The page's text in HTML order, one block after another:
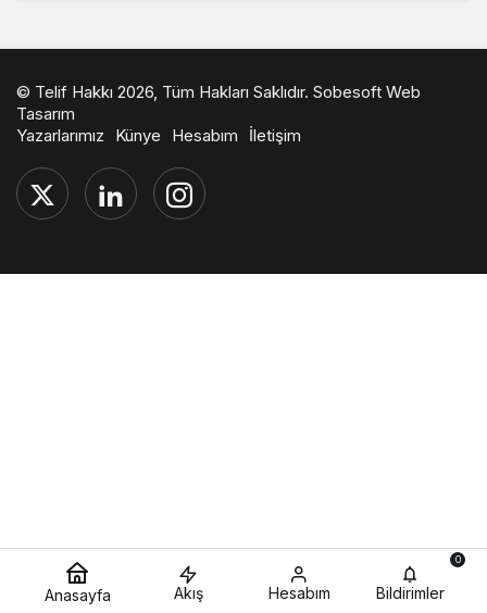
© Telif Hakkı 2026, Tüm Hakları Saklıdır. Sobesoft Web
Tasarım
Yazarlarımız
Künye Hesabım İletişim
Anasayfa Akış Hesabım Bildirimler
0